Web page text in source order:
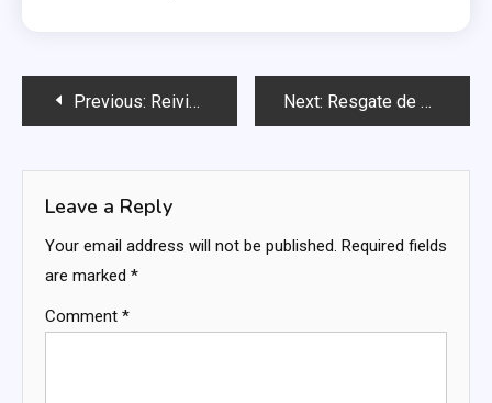
PostPrevious: Reivindicações Cosméticas Acessórias: Tipos de design, Fontes de reivindicação, Disponibilidade sazonal Next: Resgate de Recompensas: Métodos de reivindicação, Ligação de conta, Recursos de apoio
Leave a Reply
Your email address will not be published. Required fields
are marked *
Comment *